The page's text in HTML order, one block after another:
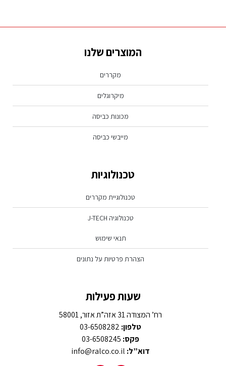
המוצרים שלנו
מקררים
מיקרוגלים
מכונות כביסה
מייבשי כביסה
טכנולוגיות
טכנולוגיית מקררים
טכנולוגיה J-TECH
תנאי שימוש
הצהרת פרטיות על נתונים
שעות פעילות
רח’ המצודה 31 אזה”ת אזור, 58001
טלפון:
פקס:
דוא”ל: